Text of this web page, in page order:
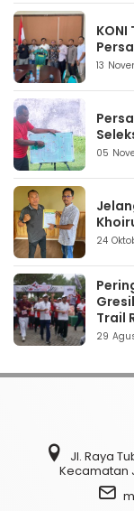
13
05
24
Trail
29
Jl. Raya
Kecamatan